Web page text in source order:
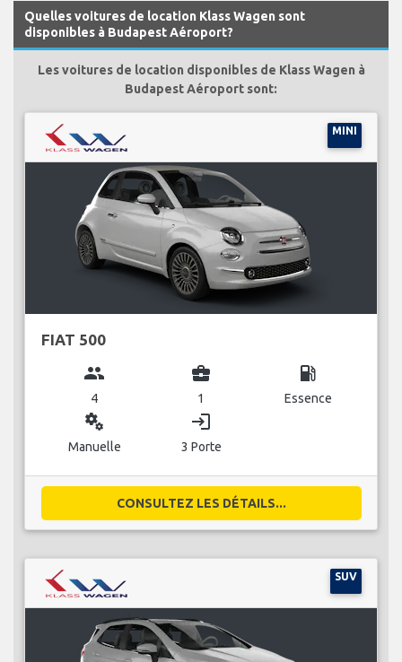
Quelles voitures de location Klass Wagen sont
disponibles à Budapest Aéroport?
Les voitures de location disponibles de Klass Wagen à
Budapest Aéroport sont:
MINI
FIAT 500
group
4
business_center
1
local_gas_station
Essence
miscellaneous_services
Manuelle
login
3 Porte
CONSULTEZ LES DÉTAILS...
SUV